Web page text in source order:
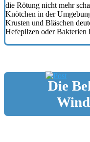
die Rötung nicht mehr
Knötchen in der
Krusten und Bläschen
Hefepilzen oder Bakterien
Die